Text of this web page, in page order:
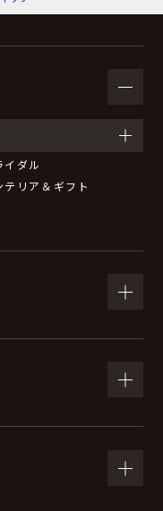
イダル
テリア＆ギフト